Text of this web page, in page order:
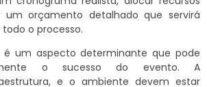
um orçamento detalhado que servirá
o processo.
é um aspecto determinante que pode
o sucesso do evento. A
e o ambiente devem estar